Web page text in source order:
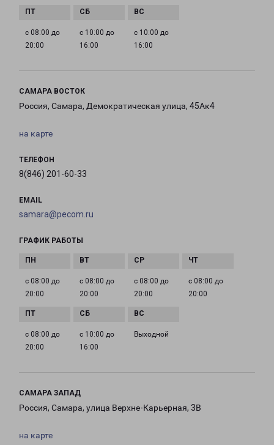
с 08:00 до
20:00
с 10:00 до
16:00
с 10:00 до
16:00
САМАРА ВОСТОК
Россия, Самара, Демократическая улица, 45Ак4
на карте
ТЕЛЕФОН
8(846) 201-60-33
EMAIL
samara@pecom.ru
ГРАФИК РАБОТЫ
с 08:00 до
20:00
с 08:00 до
20:00
с 08:00 до
20:00
с 08:00 до
20:00
с 08:00 до
20:00
с 10:00 до
16:00
Выходной
САМАРА ЗАПАД
Россия, Самара, улица Верхне-Карьерная, 3В
на карте